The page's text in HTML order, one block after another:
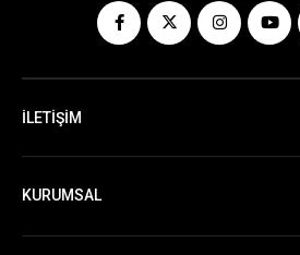
İLETİŞİM
KURUMSAL